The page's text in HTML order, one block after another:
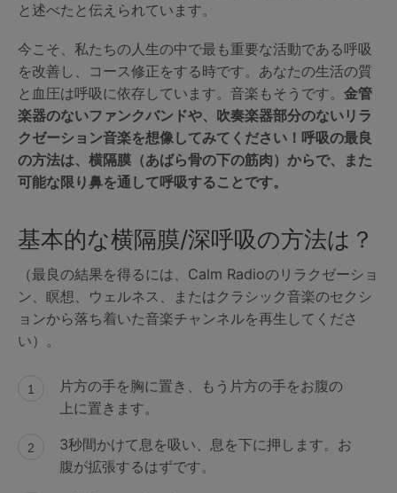
と述べたと伝えられています。
今こそ、私たちの人生の中で最も重要な活動である呼吸
を改善し、コース修正をする時です。あなたの生活の質
と血圧は呼吸に依存しています。音楽もそうです。 金管
楽器のないファンクバンドや、吹奏楽器部分のないリラ
クゼーション音楽を想像してみてください！呼吸の最良
の方法は、横隔膜（あばら骨の下の筋肉）からで、また
可能な限り鼻を通して呼吸することです。
基本的な横隔膜/深呼吸の方法は？
（最良の結果を得るには、Calm Radioのリラクゼーショ
ン、瞑想、ウェルネス、またはクラシック音楽のセクシ
ョンから落ち着いた音楽チャンネルを再生してくださ
い）。
片方の手を胸に置き、もう片方の手をお腹の
上に置きます。
3秒間かけて息を吸い、息を下に押します。お
腹が拡張するはずです。